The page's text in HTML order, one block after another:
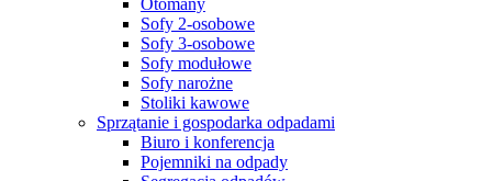
Sofy 2-osobowe
Sofy 3-osobowe
Sofy modułowe
Sofy narożne
Stoliki kawowe
Sprzątanie i gospodarka odpadami
Biuro i konferencja
Pojemniki na odpady